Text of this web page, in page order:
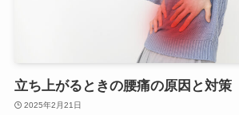
立ち上がるときの腰痛の原因と対策
2025年2月21日